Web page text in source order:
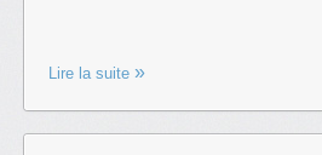
Lire la suite